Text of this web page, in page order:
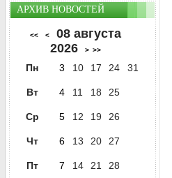
АРХИВ НОВОСТЕЙ
<< <
08 августа
2026
> >>
Пн 3 10 17 24 31
Вт 4 11 18 25
Ср 5 12 19 26
Чт 6 13 20 27
Пт 7 14 21 28